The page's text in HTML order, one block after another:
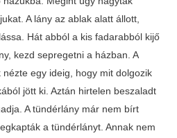
A lány az ablak alatt állott,
Hát abból a kis fadarabból kijő
kezd sepregetni a házban. A
egy ideig, hogy mit dolgozik
jött ki. Aztán hirtelen beszaladt
A tündérlány már nem bírt
a tündérlányt. Annak nem